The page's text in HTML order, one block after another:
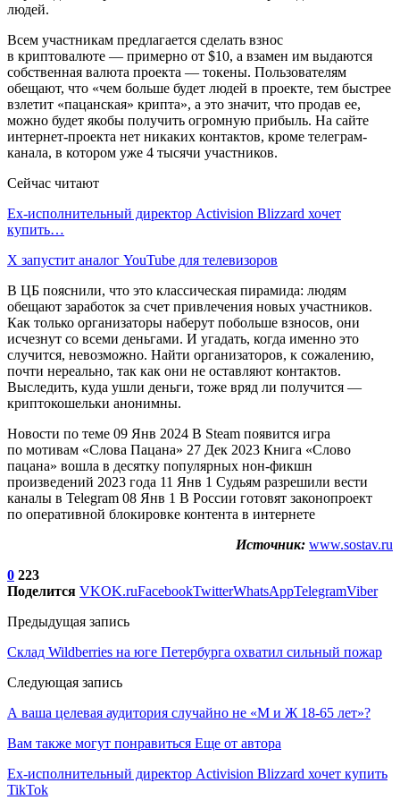
людей.
Всем участникам предлагается сделать взнос
в криптовалюте — примерно от $10, а взамен им выдаются
собственная валюта проекта — токены. Пользователям
обещают, что «чем больше будет людей в проекте, тем быстрее
взлетит «пацанская» крипта», а это значит, что продав ее,
можно будет якобы получить огромную прибыль. На сайте
интернет-проекта нет никаких контактов, кроме телеграм-
канала, в котором уже 4 тысячи участников.
Сейчас читают
Ex-исполнительный директор Activision Blizzard хочет
купить…
X запустит аналог YouTube для телевизоров
В ЦБ пояснили, что это классическая пирамида: людям
обещают заработок за счет привлечения новых участников.
Как только организаторы наберут побольше взносов, они
исчезнут со всеми деньгами. И угадать, когда именно это
случится, невозможно. Найти организаторов, к сожалению,
почти нереально, так как они не оставляют контактов.
Выследить, куда ушли деньги, тоже вряд ли получится —
криптокошельки анонимны.
Новости по теме 09 Янв 2024 В Steam появится игра
по мотивам «Слова Пацана» 27 Дек 2023 Книга «Слово
пацана» вошла в десятку популярных нон-фикшн
произведений 2023 года 11 Янв 1 Cудьям разрешили вести
каналы в Telegram 08 Янв 1 В России готовят законопроект
по оперативной блокировке контента в интернете
Источник: www.sostav.ru
0 223
Поделится VKOK.ruFacebookTwitterWhatsAppTelegramViber
Предыдущая запись
Склад Wildberries на юге Петербурга охватил сильный пожар
Следующая запись
А ваша целевая аудитория случайно не «М и Ж 18-65 лет»?
Вам также могут понравиться Еще от автора
Ex-исполнительный директор Activision Blizzard хочет купить
TikTok